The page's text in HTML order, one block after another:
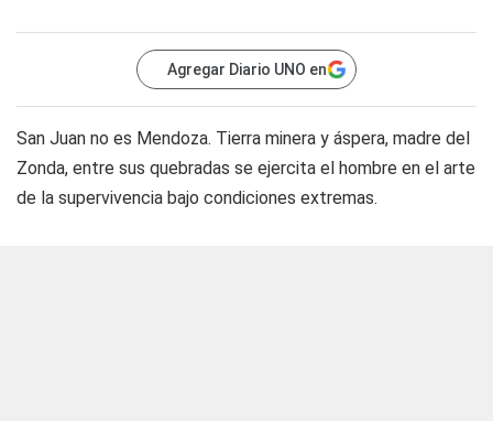
Agregar Diario UNO en
San Juan no es Mendoza. Tierra minera y áspera, madre del
Zonda, entre sus quebradas se ejercita el hombre en el arte
de la supervivencia bajo condiciones extremas.